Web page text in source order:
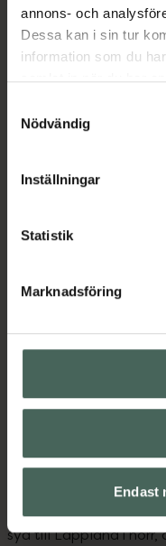
annons- och
Dessa kan i sin tur
information som du
samlat in när du har
återkalla ditt samtycke
cookieinställningar.
lagligheten av
Nödvändig
Inställningar
Statistik
Marknadsföring
Endast
Innehåll
Instruktioner
Upptäck flera
Kroppsvård
Kronans Apotek finns
syd till Lappland i norr,